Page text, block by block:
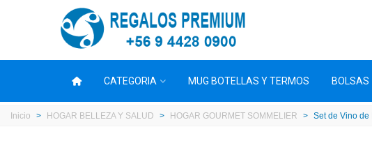
CATEGORIA MUG BOTELLAS Y TERMOS BOLSAS
Inicio > HOGAR BELLEZA Y SALUD > HOGAR GOURMET SOMMELIER > Set de Vino de